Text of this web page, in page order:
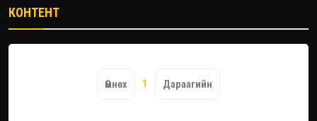
КОНТЕНТ
Өмнөх 1 Дараагийн